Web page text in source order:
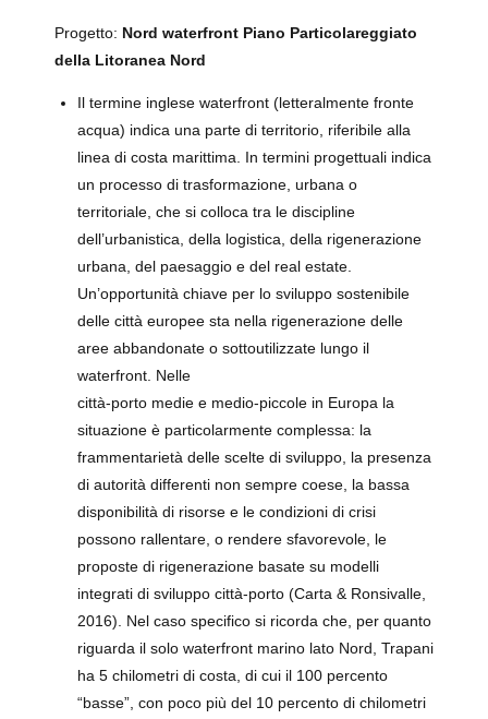
Progetto: Nord waterfront Piano Particolareggiato
della Litoranea Nord
Il termine inglese waterfront (letteralmente fronte
acqua) indica una parte di territorio, riferibile alla
linea di costa marittima. In termini progettuali indica
un processo di trasformazione, urbana o
territoriale, che si colloca tra le discipline
dell’urbanistica, della logistica, della rigenerazione
urbana, del paesaggio e del real estate.
Un’opportunità chiave per lo sviluppo sostenibile
delle città europee sta nella rigenerazione delle
aree abbandonate o sottoutilizzate lungo il
waterfront. Nelle
città-porto medie e medio-piccole in Europa la
situazione è particolarmente complessa: la
frammentarietà delle scelte di sviluppo, la presenza
di autorità differenti non sempre coese, la bassa
disponibilità di risorse e le condizioni di crisi
possono rallentare, o rendere sfavorevole, le
proposte di rigenerazione basate su modelli
integrati di sviluppo città-porto (Carta & Ronsivalle,
2016). Nel caso specifico si ricorda che, per quanto
riguarda il solo waterfront marino lato Nord, Trapani
ha 5 chilometri di costa, di cui il 100 percento
“basse”, con poco più del 10 percento di chilometri